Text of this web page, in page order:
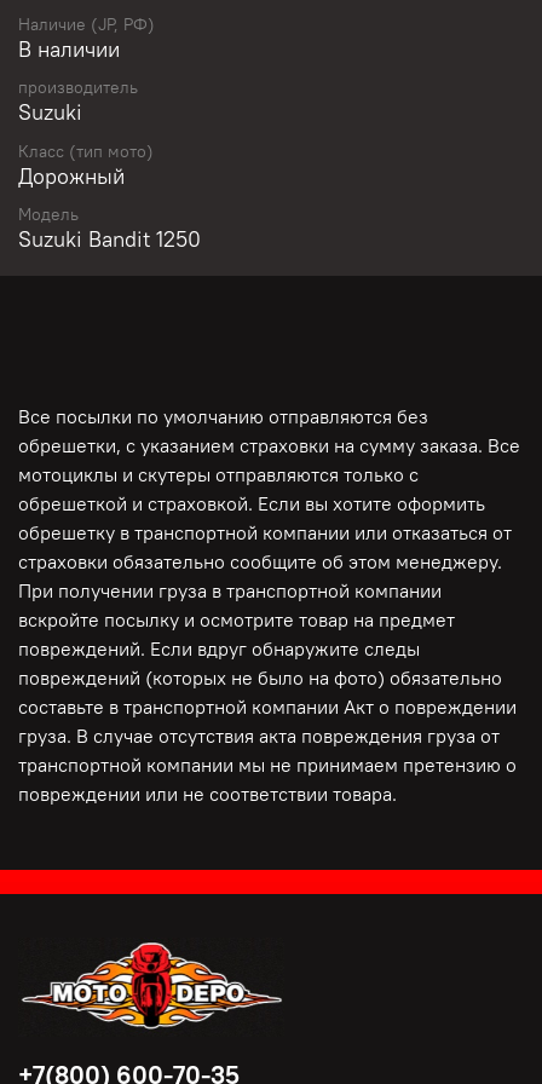
Гарантирована работоспособность двигателя, коробки,
сцепления, тормозной системы!
Предоставляются подробные фото и видео, предоплата
по договору! ЛУЧШИЕ УСЛОВИЯ ПО КРЕДИТАМ И
РАССРОЧКАМ!
Наличие (JP, РФ)
В наличии
производитель
Suzuki
Класс (тип мото)
Дорожный
Модель
Suzuki Bandit 1250
Все посылки по умолчанию отправляются без
обрешетки, с указанием страховки на сумму заказа. Все
мотоциклы и скутеры отправляются только с
обрешеткой и страховкой. Если вы хотите оформить
обрешетку в транспортной компании или отказаться от
страховки обязательно сообщите об этом менеджеру.
При получении груза в транспортной компании
вскройте посылку и осмотрите товар на предмет
повреждений. Если вдруг обнаружите следы
повреждений (которых не было на фото) обязательно
составьте в транспортной компании Акт о повреждении
груза. В случае отсутствия акта повреждения груза от
транспортной компании мы не принимаем претензию о
повреждении или не соответствии товара.
+7(800) 600-70-35